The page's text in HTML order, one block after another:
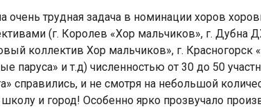
очень трудная задача в номинации хоров
(г. Королев «Хор мальчиков», г.
коллектив Хор мальчиков», г.
паруса» и т.д) численностью от 30 до 50
справились, и не смотря на небольшой
и город! Особенно ярко прозвучало